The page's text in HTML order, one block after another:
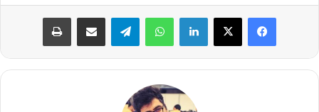
فیس بوک X لینکدین واتس آپ تلگرام اشتراک گذاری از طریق ایمیل چاپ